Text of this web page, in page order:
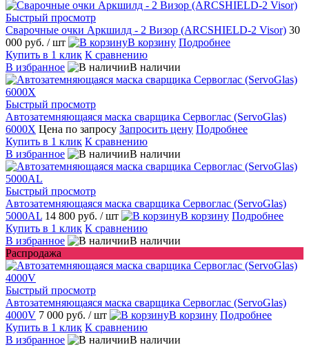
Быстрый просмотр
Cварочные очки Аркшилд - 2 Визор (ARCSHIELD-2 Visor) 30
000 руб. / шт В корзину Подробнее
Купить в 1 клик К сравнению
В избранное
В наличии
Быстрый просмотр
Автозатемняющаяся маска сварщика Сервоглас (ServoGlas)
6000X Цена по запросу Запросить цену Подробнее
Купить в 1 клик К сравнению
В избранное
В наличии
Быстрый просмотр
Автозатемняющаяся маска сварщика Сервоглас (ServoGlas)
5000AL 14 800 руб. / шт В корзину Подробнее
Купить в 1 клик К сравнению
В избранное
В наличии
Распродажа
Быстрый просмотр
Автозатемняющаяся маска сварщика Сервоглас (ServoGlas)
4000V 7 000 руб. / шт В корзину Подробнее
Купить в 1 клик К сравнению
В избранное
В наличии